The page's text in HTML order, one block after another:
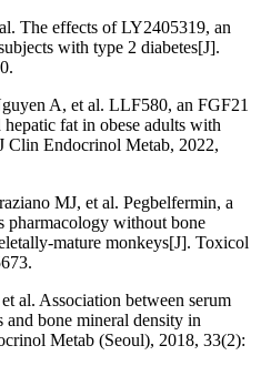
The effects of LY2405319, an
with type 2 diabetes[J].
A, et al. LLF580, an FGF21
fat in obese adults with
Clin Endocrinol Metab, 2022,
MJ, et al. Pegbelfermin, a
pharmacology without bone
mature monkeys[J]. Toxicol
al. Association between serum
bone mineral density in
Metab (Seoul), 2018, 33(2):